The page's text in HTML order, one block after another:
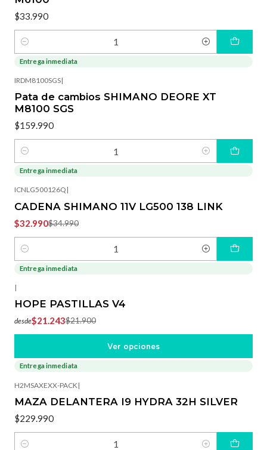
$33.990
Cantidad
Entrega inmediata
IRDM8100SGS|
Pata de cambios SHIMANO DEORE XT
M8100 SGS
$159.990
Cantidad
Entrega inmediata
ICNLG500126Q |
CADENA SHIMANO 11V LG500 138 LINK
$32.990$34.990
Cantidad
-3%OFF
Entrega inmediata
|
HOPE PASTILLAS V4
desde$21.243$21.900
Ver opciones
Entrega inmediata
H2MSAXEXX-PACK |
MAZA DELANTERA I9 HYDRA 32H SILVER
$229.990